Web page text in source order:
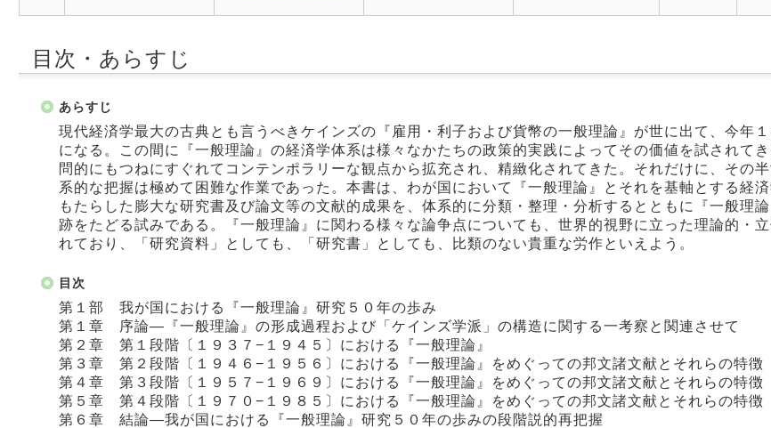
目次・あらすじ
あらすじ
現代経済学最大の古典とも言うべきケインズの『雇用・利子および貨幣の一般理論』が世に出て、今年
になる。この間に『一般理論』の経済学体系は様々なかたちの政策的実践によってその価値を試されて
問的にもつねにすぐれてコンテンポラリーな観点から拡充され、精緻化されてきた。それだけに、その
系的な把握は極めて困難な作業であった。本書は、わが国において『一般理論』とそれを基軸とする経
もたらした膨大な研究書及び論文等の文献的成果を、体系的に分類・整理・分析するとともに『一般理
跡をたどる試みである。『一般理論』に関わる様々な論争点についても、世界的視野に立った理論的・
れており、「研究資料」としても、「研究書」としても、比類のない貴重な労作といえよう。
目次
第１部 我が国における『一般理論』研究５０年の歩み
第１章 序論―『一般理論』の形成過程および「ケインズ学派」の構造に関する一考察と関連させて
第２章 第１段階〔１９３７−１９４５〕における『一般理論』
第３章 第２段階〔１９４６−１９５６〕における『一般理論』をめぐっての邦文諸文献とそれらの特徴
第４章 第３段階〔１９５７−１９６９〕における『一般理論』をめぐっての邦文諸文献とそれらの特徴
第５章 第４段階〔１９７０−１９８５〕における『一般理論』をめぐっての邦文諸文献とそれらの特徴
第６章 結論―我が国における『一般理論』研究５０年の歩みの段階説的再把握